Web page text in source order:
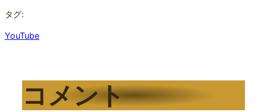
タグ:
YouTube
コメント